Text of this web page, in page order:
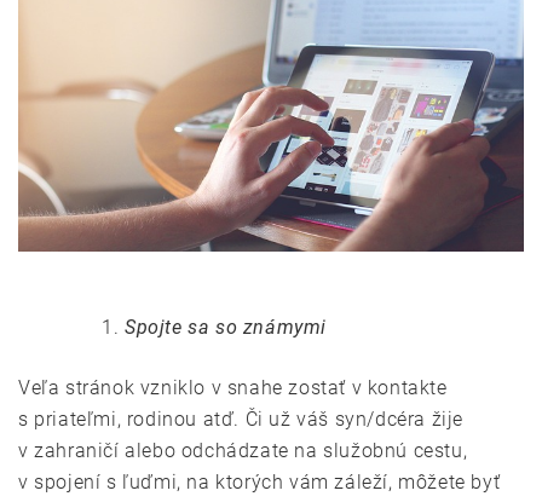
Spojte sa so známymi
Veľa stránok vzniklo v snahe zostať v kontakte
s priateľmi, rodinou atď. Či už váš syn/dcéra žije
v zahraničí alebo odchádzate na služobnú cestu,
v spojení s ľuďmi, na ktorých vám záleží, môžete byť